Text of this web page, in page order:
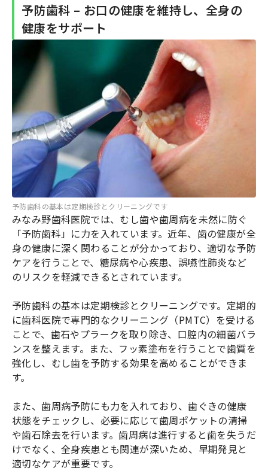
予防歯科 – お口の健康を維持し、全身の
健康をサポート
予防歯科の基本は定期検診とクリーニングです
みなみ野歯科医院では、むし歯や歯周病を未然に防ぐ
「予防歯科」に力を入れています。近年、歯の健康が全
身の健康に深く関わることが分かっており、適切な予防
ケアを行うことで、糖尿病や心疾患、誤嚥性肺炎など
のリスクを軽減できるとされています。
予防歯科の基本は定期検診とクリーニングです。定期的
に歯科医院で専門的なクリーニング（PMTC）を受ける
ことで、歯石やプラークを取り除き、口腔内の細菌バラ
ンスを整えます。また、フッ素塗布を行うことで歯質を
強化し、むし歯を予防する効果を高めることができま
す。
また、歯周病予防にも力を入れており、歯ぐきの健康
状態をチェックし、必要に応じて歯周ポケットの清掃
や歯石除去を行います。歯周病は進行すると歯を失うだ
けでなく、全身疾患とも関連が深いため、早期発見と
適切なケアが重要です。